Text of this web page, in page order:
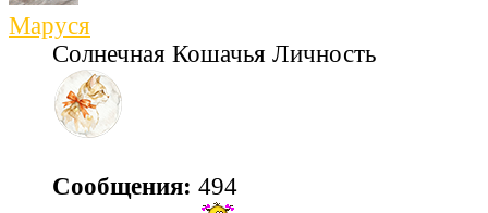
Маруся
Солнечная Кошачья Личность
Сообщения: 494